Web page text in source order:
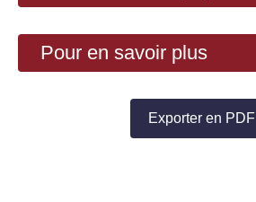
Pour en savoir plus
Exporter en PDF